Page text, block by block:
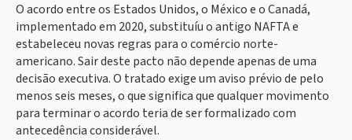
O acordo entre os Estados Unidos, o México e o Canadá,
implementado em 2020, substituíu o antigo NAFTA e
estabeleceu novas regras para o comércio norte-
americano. Sair deste pacto não depende apenas de uma
decisão executiva. O tratado exige um aviso prévio de pelo
menos seis meses, o que significa que qualquer movimento
para terminar o acordo teria de ser formalizado com
antecedência considerável.